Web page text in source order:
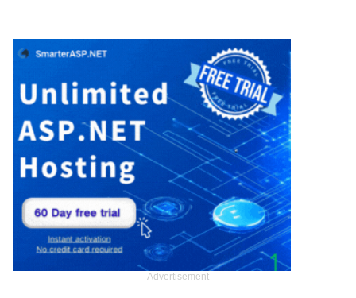
Advertisement